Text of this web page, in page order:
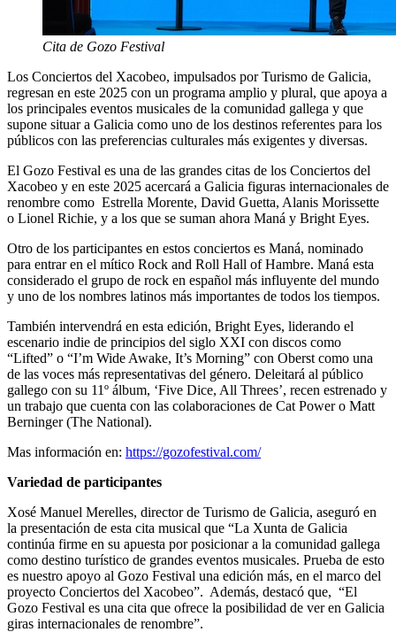
Cita de Gozo Festival
Los Conciertos del Xacobeo, impulsados por Turismo de Galicia,
regresan en este 2025 con un programa amplio y plural, que apoya a
los principales eventos musicales de la comunidad gallega y que
supone situar a Galicia como uno de los destinos referentes para los
públicos con las preferencias culturales más exigentes y diversas.
El Gozo Festival es una de las grandes citas de los Conciertos del
Xacobeo y en este 2025 acercará a Galicia figuras internacionales de
renombre como Estrella Morente, David Guetta, Alanis Morissette
o Lionel Richie, y a los que se suman ahora Maná y Bright Eyes.
Otro de los participantes en estos conciertos es Maná, nominado
para entrar en el mítico Rock and Roll Hall of Hambre. Maná esta
considerado el grupo de rock en español más influyente del mundo
y uno de los nombres latinos más importantes de todos los tiempos.
También intervendrá en esta edición, Bright Eyes, liderando el
escenario indie de principios del siglo XXI con discos como
“Lifted” o “I’m Wide Awake, It’s Morning” con Oberst como una
de las voces más representativas del género. Deleitará al público
gallego con su 11º álbum, ‘Five Dice, All Threes’, recen estrenado y
un trabajo que cuenta con las colaboraciones de Cat Power o Matt
Berninger (The National).
Mas información en: https://gozofestival.com/
Variedad de participantes
Xosé Manuel Merelles, director de Turismo de Galicia, aseguró en
la presentación de esta cita musical que “La Xunta de Galicia
continúa firme en su apuesta por posicionar a la comunidad gallega
como destino turístico de grandes eventos musicales. Prueba de esto
es nuestro apoyo al Gozo Festival una edición más, en el marco del
proyecto Conciertos del Xacobeo”. Además, destacó que, “El
Gozo Festival es una cita que ofrece la posibilidad de ver en Galicia
giras internacionales de renombre”.